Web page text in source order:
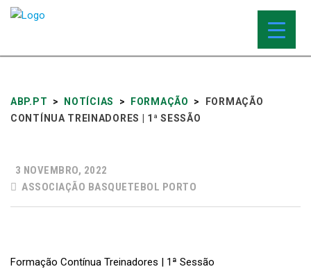
ABP.PT > NOTÍCIAS > FORMAÇÃO >
FORMAÇÃO
CONTÍNUA TREINADORES | 1ª SESSÃO
3 NOVEMBRO, 2022
ASSOCIAÇÃO BASQUETEBOL PORTO
Formação Contínua Treinadores | 1ª Sessão